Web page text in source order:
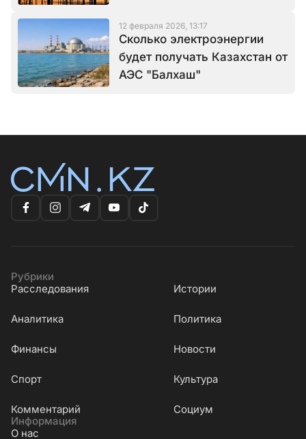
12 февраля 2026, 13:17
Сколько электроэнергии
будет получать Казахстан от
АЭС "Балхаш"
Рубрики
Расследования
Истории
Аналитика Политика
Финансы Новости
Cпорт Культура
Комментарий
Социум
Информация
О нас